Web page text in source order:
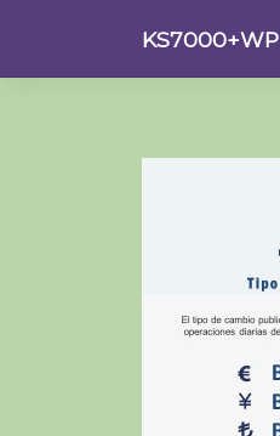
contenido
KS7000+WP